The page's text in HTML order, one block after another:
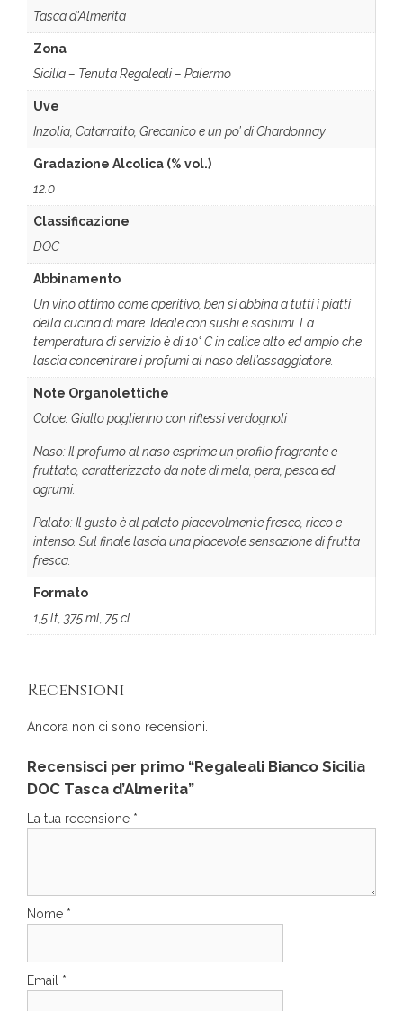
Tasca d'Almerita
Zona
Sicilia – Tenuta Regaleali – Palermo
Uve
Inzolia, Catarratto, Grecanico e un po’ di Chardonnay
Gradazione Alcolica (% vol.)
12.0
Classificazione
DOC
Abbinamento
Un vino ottimo come aperitivo, ben si abbina a tutti i piatti
della cucina di mare. Ideale con sushi e sashimi. La
temperatura di servizio è di 10° C in calice alto ed ampio che
lascia concentrare i profumi al naso dell’assaggiatore.
Note Organolettiche
Coloe: Giallo paglierino con riflessi verdognoli
Naso: Il profumo al naso esprime un profilo fragrante e
fruttato, caratterizzato da note di mela, pera, pesca ed
agrumi.
Palato: Il gusto è al palato piacevolmente fresco, ricco e
intenso. Sul finale lascia una piacevole sensazione di frutta
fresca.
Formato
1,5 lt, 375 ml, 75 cl
Recensioni
Ancora non ci sono recensioni.
Recensisci per primo “Regaleali Bianco Sicilia
DOC Tasca d’Almerita”
La tua recensione *
Nome *
Email *